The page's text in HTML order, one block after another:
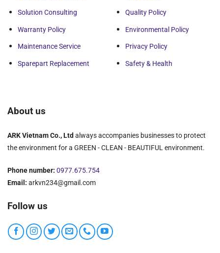
Solution Consulting
Warranty Policy
Maintenance Service
Sparepart Replacement
Quality Policy
Environmental Policy
Privacy Policy
Safety & Health
About us
ARK Vietnam Co., Ltd always accompanies businesses to protect
the environment for a GREEN - CLEAN - BEAUTIFUL environment.
Phone number: 0977.675.754
Email: arkvn234@gmail.com
Follow us